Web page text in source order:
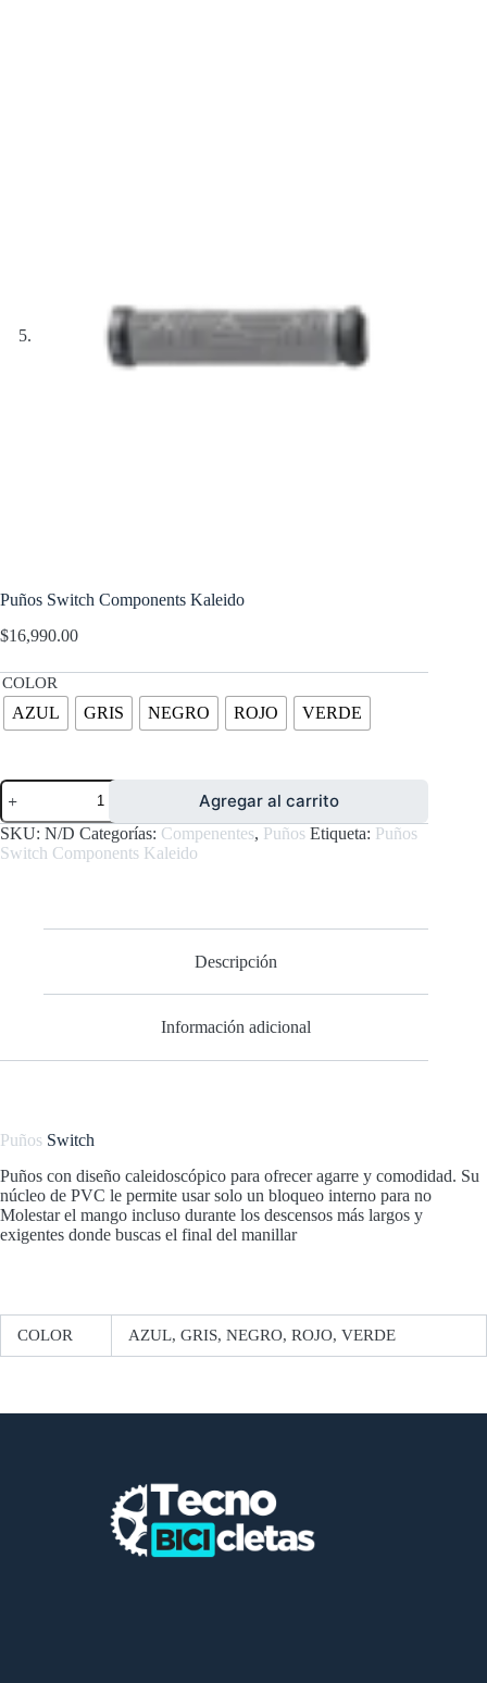
Puños Switch Components Kaleido
$16,990.00
COLOR
AZUL GRIS NEGRO ROJO VERDE
Puños
Switch
Components
Kaleido
cantidad
Agregar al carrito
SKU: N/D Categorías: Compenentes, Puños Etiqueta: Puños
Switch Components Kaleido
Descripción
Información adicional
Puños Switch
Puños con diseño caleidoscópico para ofrecer agarre y comodidad. Su
núcleo de PVC le permite usar solo un bloqueo interno para no
Molestar el mango incluso durante los descensos más largos y
exigentes donde buscas el final del manillar
COLOR AZUL, GRIS, NEGRO, ROJO, VERDE